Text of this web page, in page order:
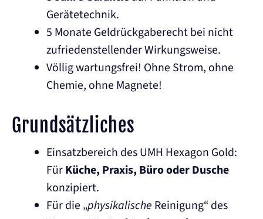
Gerätetechnik.
5 Monate Geldrückgaberecht bei nicht
zufriedenstellender Wirkungsweise.
Völlig wartungsfrei! Ohne Strom, ohne
Chemie, ohne Magnete!
Grundsätzliches
Einsatzbereich des UMH Hexagon Gold:
FürKüche, Praxis, Büro oder Dusche
konzipiert.
Für die „physikalische Reinigung“ des